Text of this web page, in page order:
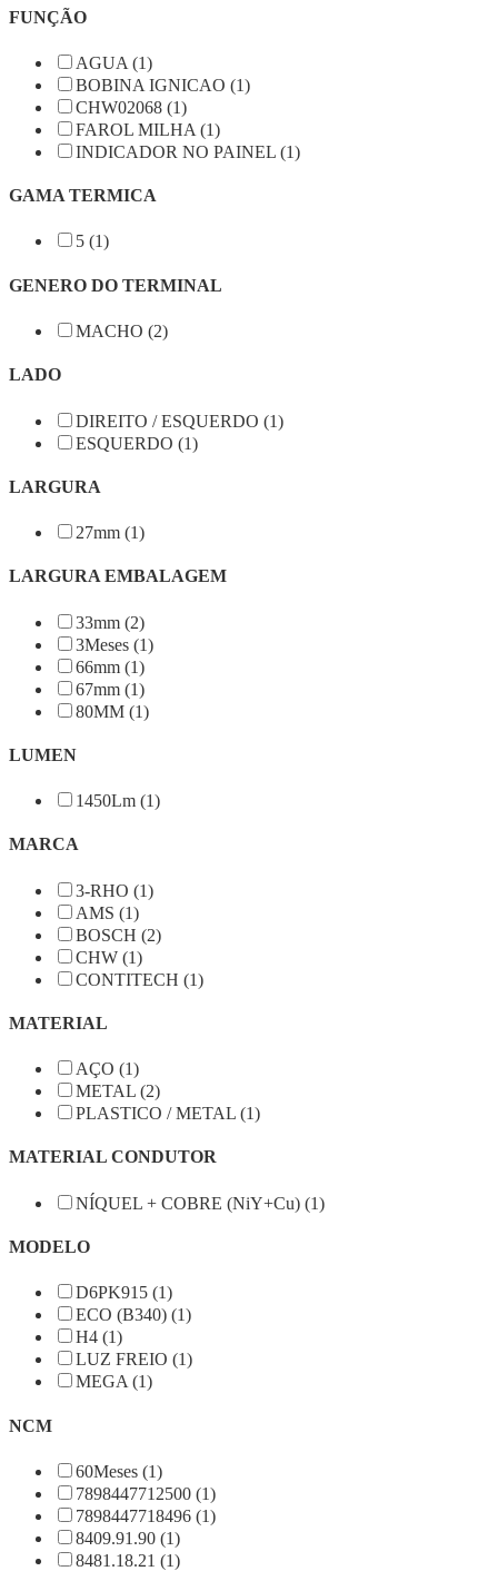
FUNÇÃO
AGUA (1)
BOBINA IGNICAO (1)
CHW02068 (1)
FAROL MILHA (1)
INDICADOR NO PAINEL (1)
GAMA TERMICA
5 (1)
GENERO DO TERMINAL
MACHO (2)
LADO
DIREITO / ESQUERDO (1)
ESQUERDO (1)
LARGURA
27mm (1)
LARGURA EMBALAGEM
33mm (2)
3Meses (1)
66mm (1)
67mm (1)
80MM (1)
LUMEN
1450Lm (1)
MARCA
3-RHO (1)
AMS (1)
BOSCH (2)
CHW (1)
CONTITECH (1)
MATERIAL
AÇO (1)
METAL (2)
PLASTICO / METAL (1)
MATERIAL CONDUTOR
NÍQUEL + COBRE (NiY+Cu) (1)
MODELO
D6PK915 (1)
ECO (B340) (1)
H4 (1)
LUZ FREIO (1)
MEGA (1)
NCM
60Meses (1)
7898447712500 (1)
7898447718496 (1)
8409.91.90 (1)
8481.18.21 (1)